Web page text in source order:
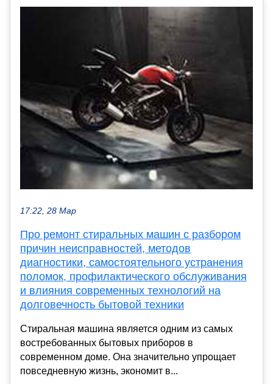
17:22, 28 Мар
Про ремонт стиральных машин с разбором
причин неисправностей, методов
диагностики, самостоятельного устранения
поломок, профилактического обслуживания
и влияния современных технологий на
долговечность бытовой техники
Стиральная машина является одним из самых
востребованных бытовых приборов в
современном доме. Она значительно упрощает
повседневную жизнь, экономит в...